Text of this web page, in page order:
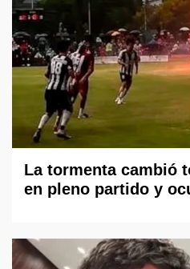
La tormenta cambió
en pleno partido y